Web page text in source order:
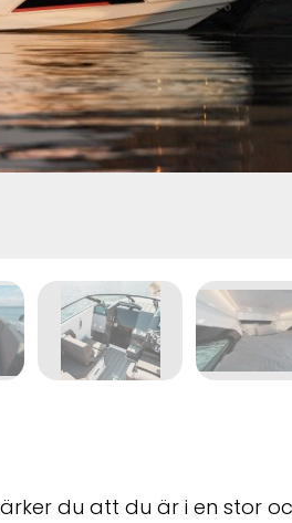
du att du är i en stor